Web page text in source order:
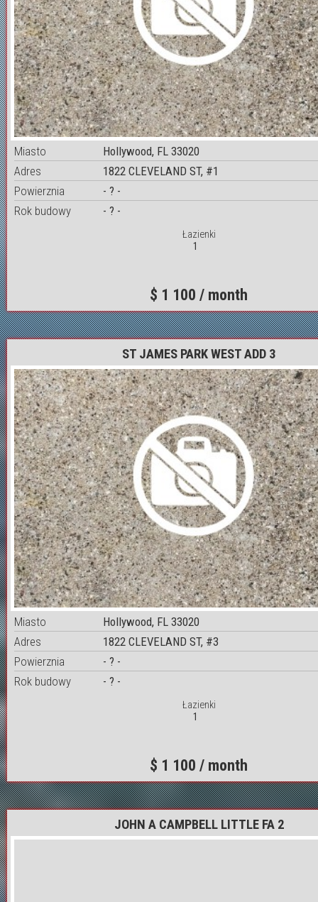
Miasto
Hollywood, FL 33020
Adres
1822 CLEVELAND ST, #1
Powierznia
- ? -
Rok budowy
- ? -
Łazienki
1
$ 1 100 / month
ST JAMES PARK WEST ADD 3
Miasto
Hollywood, FL 33020
Adres
1822 CLEVELAND ST, #3
Powierznia
- ? -
Rok budowy
- ? -
Łazienki
1
$ 1 100 / month
JOHN A CAMPBELL LITTLE FA 2